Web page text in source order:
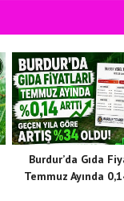
Burdur’da Gıda
Temmuz Ayında